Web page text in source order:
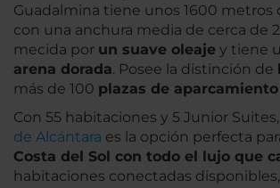
Guadalmina tiene unos 1600 metros
con una anchura media de cerca de
mecida por un suave oleaje y tiene
arena dorada. Posee la distinción de
más de 100 plazas de aparcamiento
Con 55 habitaciones y 5 Junior Suites,
de Alcántara es la opción perfecta
Costa del Sol con todo el lujo que
habitaciones conectadas